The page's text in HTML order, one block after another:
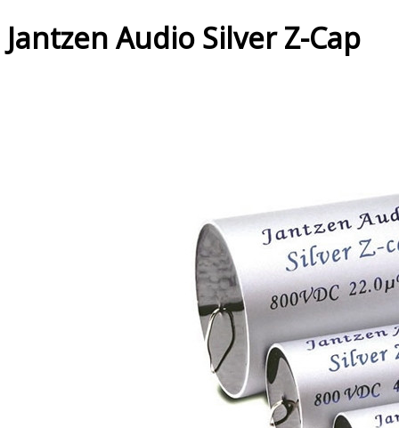
Jantzen Audio Silver Z-Cap